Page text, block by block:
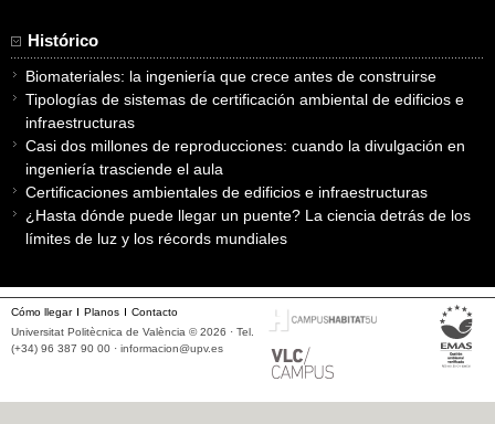
Histórico
Biomateriales: la ingeniería que crece antes de construirse
Tipologías de sistemas de certificación ambiental de edificios e
infraestructuras
Casi dos millones de reproducciones: cuando la divulgación en
ingeniería trasciende el aula
Certificaciones ambientales de edificios e infraestructuras
¿Hasta dónde puede llegar un puente? La ciencia detrás de los
límites de luz y los récords mundiales
Cómo llegar Planos
Contacto
Universitat Politècnica de València © 2026 · Tel.
(+34) 96 387 90 00 · informacion@upv.es